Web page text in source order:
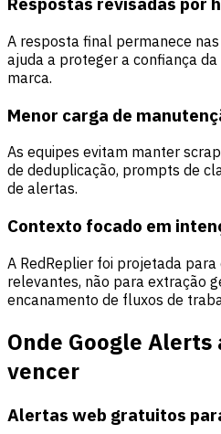
A resposta final permanece
ajuda a proteger a confiança
marca.
Menor carga de
As equipes evitam manter
de deduplicação, prompts de
de alertas.
Contexto focado em
A RedReplier foi projetada
relevantes, não para extração
encanamento de fluxos de
Onde Google Alerts
vencer
Alertas web gratuitos